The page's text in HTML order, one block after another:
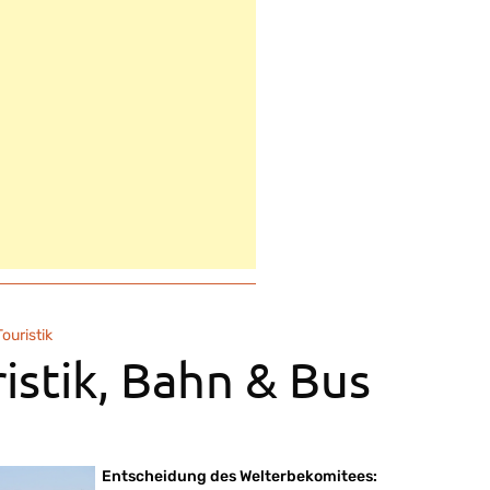
Bahn & Bus
Entscheidung des Welterbekomitees: